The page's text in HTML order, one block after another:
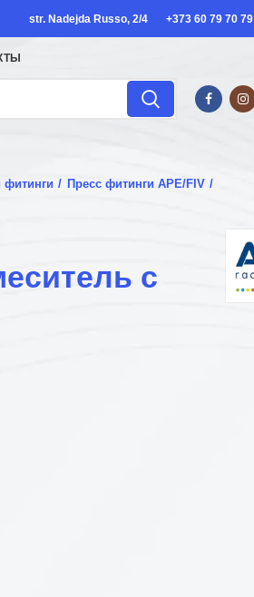
str. Nadejda Russo, 2/4 +373 60 79 70 79
фитинги
Пресс фитинги APE/FIV
с